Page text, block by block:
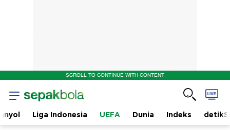
SCROLL TO CONTINUE WITH CONTENT
Liga Indonesia UEFA Dunia Indeks